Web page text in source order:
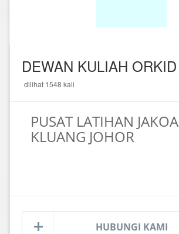
DEWAN KULIAH ORKID
dilihat 1548 kali
PUSAT LATIHAN JAKOA
KLUANG JOHOR
HUBUNGI KAMI